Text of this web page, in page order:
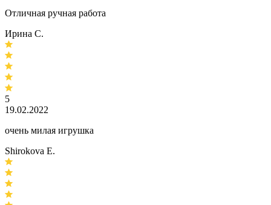
Отличная ручная работа
Ирина C.
5
19.02.2022
очень милая игрушка
Shirokova E.